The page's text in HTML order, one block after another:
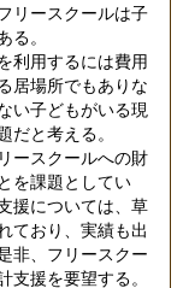
リースクールは子
る。
利用するには費用
居場所でもありな
い子どもがいる現
だと考える。
ースクールへの財
を課題としてい
援については、草
ており、実績も出
非、フリースクー
支援を要望する。